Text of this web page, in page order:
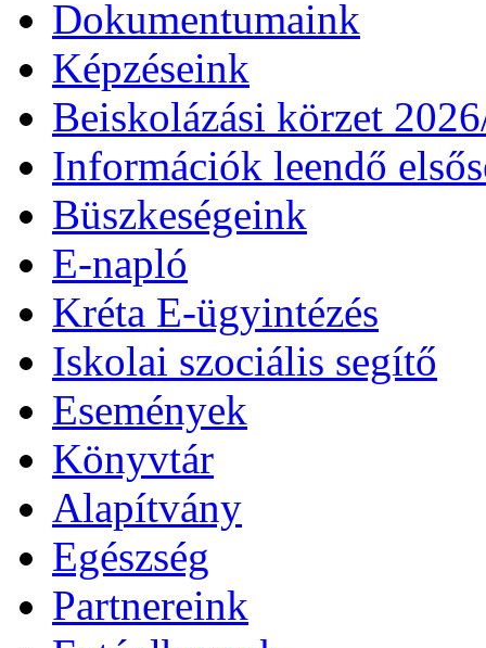
Dokumentumaink
Képzéseink
Beiskolázási körzet
Információk leendő
Büszkeségeink
E-napló
Kréta E-ügyintézés
Iskolai szociális segítő
Események
Könyvtár
Alapítvány
Egészség
Partnereink